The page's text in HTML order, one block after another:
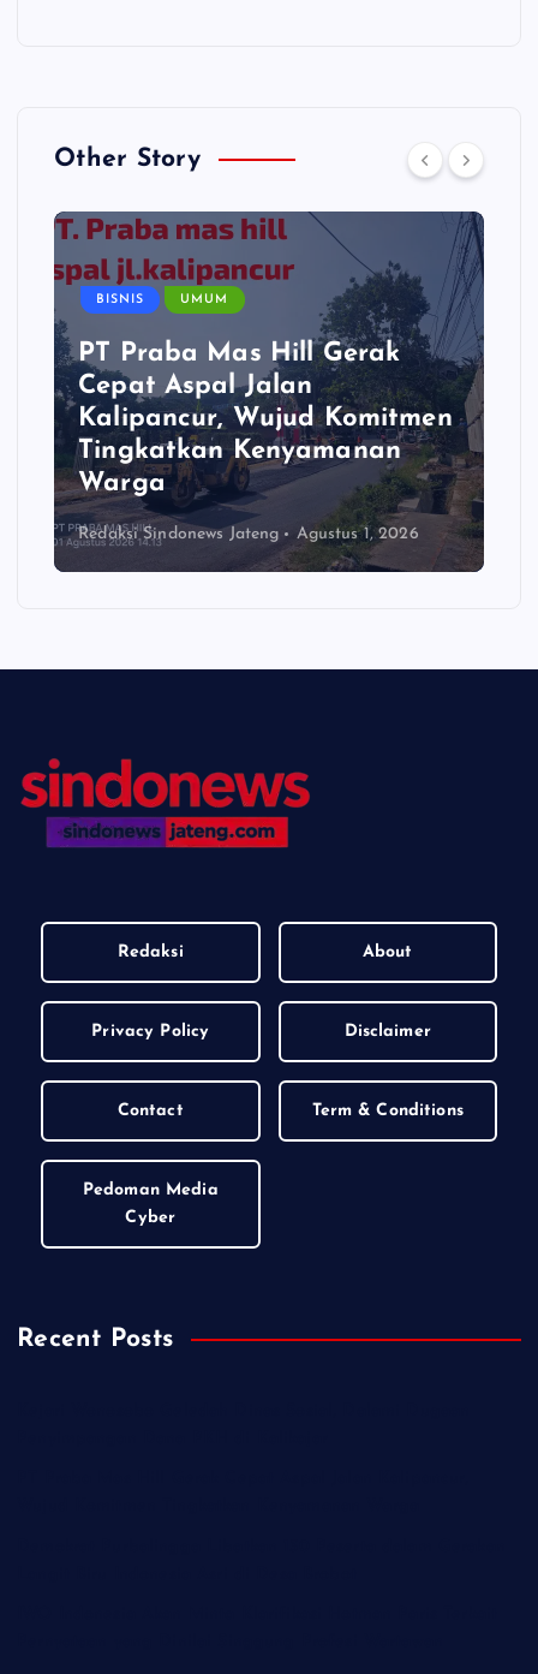
Other Story
BISNIS UMUM
PT Praba Mas Hill Gerak
Cepat Aspal Jalan
Kalipancur, Wujud Komitmen
Tingkatkan Kenyamanan
Warga
Redaksi Sindonews Jateng Agustus 1, 2026
Redaksi About
Privacy Policy Disclaimer
Contact Term & Conditions
Pedoman Media
Cyber
Recent Posts